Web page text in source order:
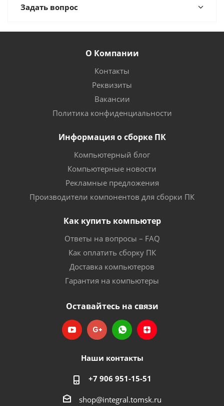
Задать вопрос
О Компании
Контакты
Реквизиты
Вакансии
Политика конфиденциальности
Информация о сборке ПК
Компьютерный блог
Компьютерные новости
Рекламные предложения
Производители компонентов для сборки ПК
Как купить компьютер
Ответы на вопросы – FAQ
Как оплатить сборку ПК
Доставка компьютеров
Гарантия на компьютеры
Оставайтесь на связи
Наши контакты
+7 906 951-15-51
shop@integral.tomsk.ru